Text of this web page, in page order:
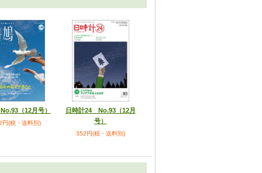
（12月号）
円(税・送料別)
日時計24 No.93（12月
号）
352円(税・送料別)